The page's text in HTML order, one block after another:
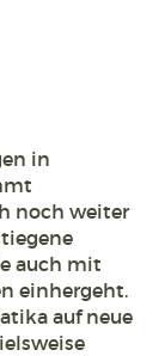
in
noch weiter
auch mit
einhergeht.
auf neue